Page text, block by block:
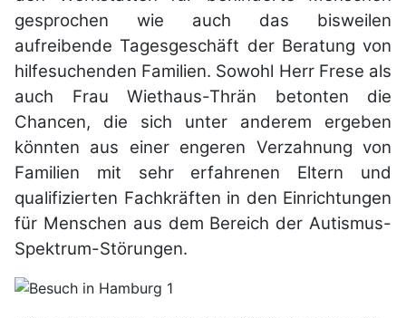
gesprochen wie auch das bisweilen
aufreibende Tagesgeschäft der Beratung von
hilfesuchenden Familien. Sowohl Herr Frese als
auch Frau Wiethaus-Thrän betonten die
Chancen, die sich unter anderem ergeben
könnten aus einer engeren Verzahnung von
Familien mit sehr erfahrenen Eltern und
qualifizierten Fachkräften in den Einrichtungen
für Menschen aus dem Bereich der Autismus-
Spektrum-Störungen.